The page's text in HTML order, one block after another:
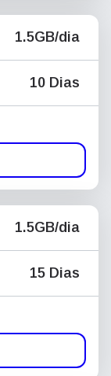
1.5GB/dia
10 Dias
1.5GB/dia
15 Dias